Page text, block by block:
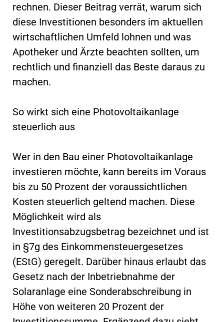
rechnen. Dieser Beitrag verrät, warum sich
diese Investitionen besonders im aktuellen
wirtschaftlichen Umfeld lohnen und was
Apotheker und Ärzte beachten sollten, um
rechtlich und finanziell das Beste daraus zu
machen.
So wirkt sich eine Photovoltaikanlage
steuerlich aus
Wer in den Bau einer Photovoltaikanlage
investieren möchte, kann bereits im Voraus
bis zu 50 Prozent der voraussichtlichen
Kosten steuerlich geltend machen. Diese
Möglichkeit wird als
Investitionsabzugsbetrag bezeichnet und ist
in §7g des Einkommensteuergesetzes
(EStG) geregelt. Darüber hinaus erlaubt das
Gesetz nach der Inbetriebnahme der
Solaranlage eine Sonderabschreibung in
Höhe von weiteren 20 Prozent der